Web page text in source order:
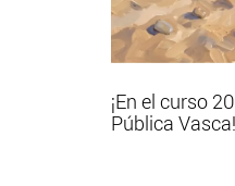
¡En el curso
Pública Vasca!